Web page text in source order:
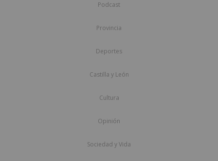
Podcast
Provincia
Deportes
Castilla y León
Cultura
Opinión
Sociedad y Vida